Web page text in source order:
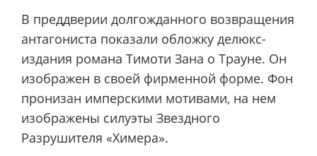
В преддверии долгожданного возвращения
антагониста показали обложку делюкс-
издания романа Тимоти Зана о Трауне. Он
изображен в своей фирменной форме. Фон
пронизан имперскими мотивами, на нем
изображены силуэты Звездного
Разрушителя «Химера».